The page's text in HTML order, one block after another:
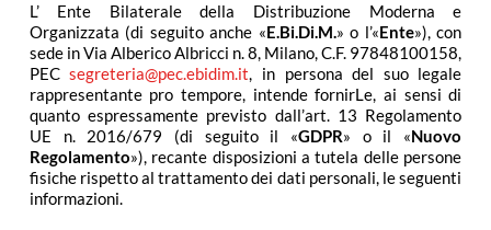
L’ Ente Bilaterale della Distribuzione Moderna e
Organizzata (di seguito anche «E.Bi.Di.M.» o l’«Ente»), con
sede in Via Alberico Albricci n. 8, Milano, C.F. 97848100158,
PECsegreteria@pec.ebidim.it, in persona del suo legale
rappresentante pro tempore, intende fornirLe, ai sensi di
quanto espressamente previsto dall’art. 13 Regolamento
UE n. 2016/679 (di seguito il «GDPR» o il «Nuovo
Regolamento»), recante disposizioni a tutela delle persone
fisiche rispetto al trattamento dei dati personali, le seguenti
informazioni.